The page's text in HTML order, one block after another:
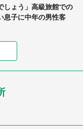
しょう」高級旅館での
息子に中年の男性客
駄々こね〟の内容に1.
ならまだしも...」「ハ
写される 「これもう